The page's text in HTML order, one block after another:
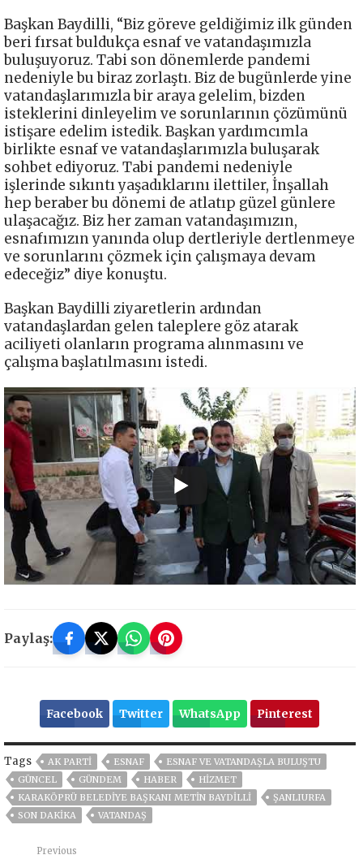
Başkan Baydilli, “Biz göreve geldiğimiz ilk günden
beri fırsat buldukça esnaf ve vatandaşımızla
buluşuyoruz. Tabi son dönemlerde pandemi
nedeniyle bu biraz zorlaştı. Biz de bugünlerde yine
vatandaşlarımızla bir araya gelelim, bizden
isteklerini dinleyelim ve sorunlarının çözümünü
istişare edelim istedik. Başkan yardımcımla
birlikte esnaf ve vatandaşlarımızla buluşarak
sohbet ediyoruz. Tabi pandemi nedeniyle
işlerinde sıkıntı yaşadıklarını ilettiler, İnşallah
hep beraber bu dönemi de atlatıp güzel günlere
ulaşacağız. Biz her zaman vatandaşımızın,
esnafımızın yanında olup dertleriyle dertlenmeye
ve sorunlarını çözmek için çalışmaya devam
edeceğiz” diye konuştu.
Başkan Baydilli ziyaretlerin ardından
vatandaşlardan gelen taleplere göz atarak
aciliyeti olanların programa alınmasını ve
çalışma başlatılmasını istedi.
Paylaş:
Facebook Twitter WhatsApp Pinterest
Tags AK PARTİ ESNAF
ESNAF VE VATANDAŞLA BULUŞTU
GÜNCEL
GÜNDEM HABER
HİZMET
KARAKÖPRÜ BELEDIYE BAŞKANI METIN BAYDILLI
ŞANLIURFA
SON DAKIKA
VATANDAŞ
Previous